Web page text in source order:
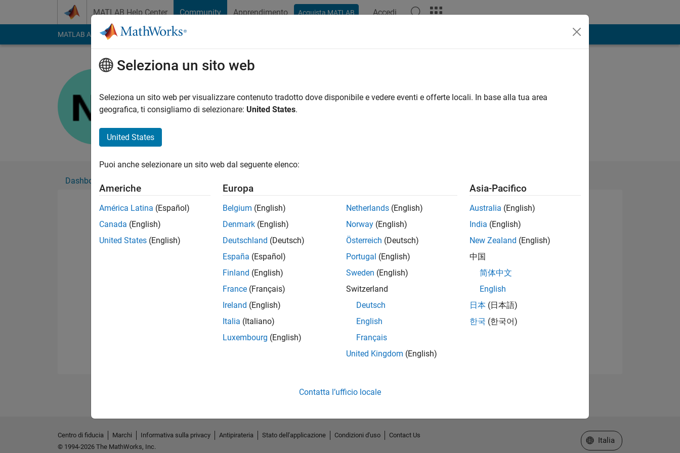
MATLAB Help Center Community Apprendimento Acquista MATLAB Accedi
MATLAB Answers File Exchange Cody
Followers:0Following:2
Dashboard
Please to endorse this person in a skill
No Endorsements received
Seleziona un sito web
Seleziona un sito web per visualizzare contenuto tradotto dove disponibile e vedere eventi e offerte locali. In base alla tua area
geografica, ti consigliamo di selezionare: United States.
United States
Puoi anche selezionare un sito web dal seguente elenco:
Americhe
América Latina (Español)
Canada (English)
United States (English)
Europa
Belgium (English)
Denmark (English)
Deutschland (Deutsch)
España (Español)
Finland (English)
France (Français)
Ireland (English)
Italia (Italiano)
Luxembourg (English)
Netherlands (English)
Norway (English)
Österreich (Deutsch)
Portugal (English)
Sweden (English)
Switzerland
Deutsch
English
Français
United Kingdom (English)
Asia-Pacifico
Australia (English)
India (English)
New Zealand (English)
中国
简体中文
English
日本 (日本語)
한국 (한국어)
Contatta l’ufficio locale
Centro di fiducia Marchi Informativa sulla privacy Antipirateria Stato dell'applicazione Condizioni d'uso
Contact Us
© 1994-2026 The MathWorks, Inc.
Seleziona un sito web
Italia